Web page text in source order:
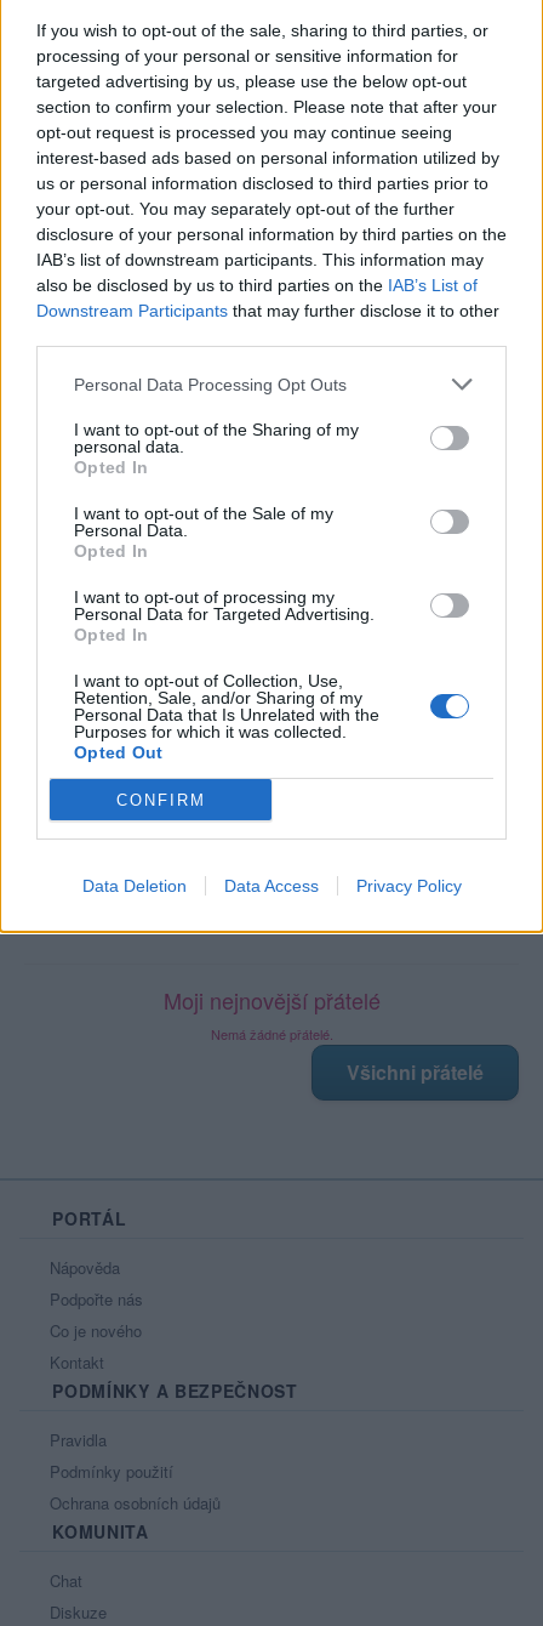
If you wish to opt-out of the sale, sharing to third parties, or
processing of your personal or sensitive information for
targeted advertising by us, please use the below opt-out
section to confirm your selection. Please note that after your
opt-out request is processed you may continue seeing
interest-based ads based on personal information utilized by
us or personal information disclosed to third parties prior to
your opt-out. You may separately opt-out of the further
disclosure of your personal information by third parties on the
IAB’s list of downstream participants. This information may
also be disclosed by us to third parties on the IAB’s List of
Downstream Participants that may further disclose it to other
Personal Data Processing Opt Outs
I want to opt-out of the Sharing of my
personal data.
Opted In
I want to opt-out of the Sale of my
Personal Data.
Opted In
I want to opt-out of processing my
Personal Data for Targeted Advertising.
Opted In
I want to opt-out of Collection, Use,
Retention, Sale, and/or Sharing of my
Personal Data that Is Unrelated with the
Purposes for which it was collected.
Opted Out
CONFIRM
Data Deletion Data Access Privacy Policy
Neověřený profil
Tento uživatel zatím neprokázal svou identitu ověřovací
fotografií. U neověřených profilů nelze zaručit, že fotografie a
údaje odpovídají skutečné osobě.
Věk: 19
Země:
Kontakt
Registrace od
: 08.10.2021 00:35
Prochatováno : 3.86 hod.
Líbí se:1
Oblibené místnosti: Žádné
Sledované diskuze
Poslední 3 příspěvky na mé zdi
Nemá žádné příspěvky
Zobrazit celou mou zeď
Moji nejnovější přátelé
Nemá žádné přátelé.
Všichni přátelé
PORTÁL
Nápověda
Podpořte nás
Co je nového
Kontakt
PODMÍNKY A BEZPEČNOST
Pravidla
Podmínky použití
Ochrana osobních údajů
KOMUNITA
Chat
Diskuze